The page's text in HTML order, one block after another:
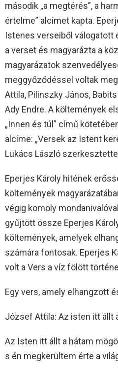
második „a megtérés”, a
értelme” alcímet kapta.
Istenes verseiből válogatott
a verset és magyarázta a
magyarázatok
meggyőződéssel voltak
Attila, Pilinszky János,
Ady Endre. A költemények
„Innen és túl” című
alcíme: „Versek az Istent
Lukács László
Eperjes Károly hitének
költemények
végig komoly
gyűjtött össze Eperjes
költemények, amelyek
számára fontosak. Eperjes
volt a Vers a víz fölött
Egy vers, amely elhangzott
József Attila: Az isten itt állt
Az Isten itt állt a hátam
s én megkerültem érte a